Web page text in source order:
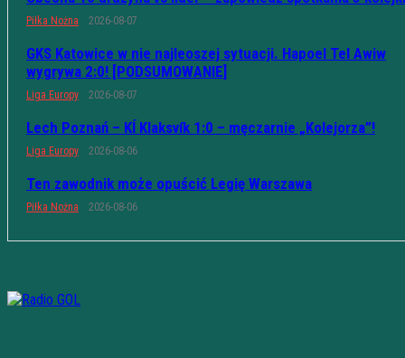
Piłka Nożna 2026-08-07
GKS Katowice w nie najleoszej sytuacji. Hapoel Tel Awiw
wygrywa 2:0! [PODSUMOWANIE]
Liga Europy 2026-08-07
Lech Poznań – KÍ Klaksvík 1:0 – męczarnie „Kolejorza”!
Liga Europy 2026-08-06
Ten zawodnik może opuścić Legię Warszawa
Piłka Nożna 2026-08-06